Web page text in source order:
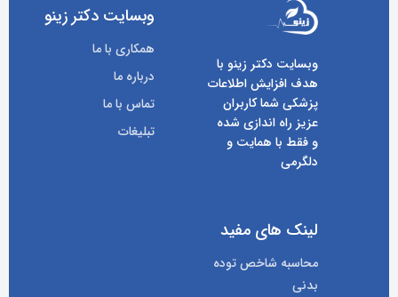
وبسایت دکتر زینو با
هدف افزایش اطلاعات
پزشکی شما کاربران
عزیز راه اندازی شده
و فقط با همایت و
دلگرمی
وبسایت دکتر زینو
همکاری با ما
درباره ما
تماس با ما
تبلیغات
لینک های مفید
محاسبه شاخص توده
بدنی